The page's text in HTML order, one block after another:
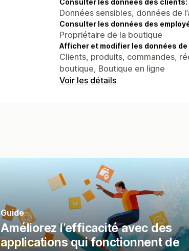
Données sensibles, données de
Consulter les données des
Propriétaire de la boutique
Afficher et modifier les données de
Clients, produits, commandes,
boutique, Boutique en ligne
Voir les détails
Guide
Améliorez l’efficacité avec des
applications qui fonctionnent de